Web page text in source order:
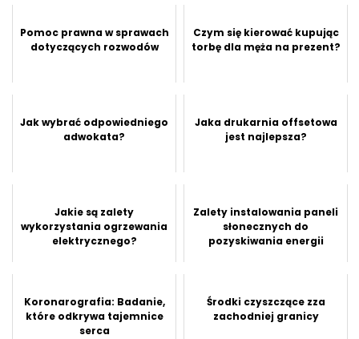
Pomoc prawna w sprawach
dotyczących rozwodów
Czym się kierować kupując
torbę dla męża na prezent?
Jak wybrać odpowiedniego
adwokata?
Jaka drukarnia offsetowa
jest najlepsza?
Jakie są zalety
wykorzystania ogrzewania
elektrycznego?
Zalety instalowania paneli
słonecznych do
pozyskiwania energii
Koronarografia: Badanie,
które odkrywa tajemnice
serca
Środki czyszczące zza
zachodniej granicy